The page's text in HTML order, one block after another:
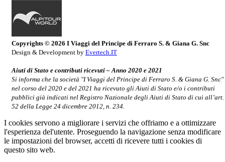
Copyrights © 2026 I Viaggi del Principe di Ferraro S. & Giana G. Snc
Design & Development by Evertech.IT
Aiuti di Stato e contributi ricevuti – Anno 2020 e 2021
Si informa che la società "I Viaggi del Principe di Ferraro S. & Giana G. Snc"
nel corso del 2020 e del 2021 ha ricevuto gli Aiuti di Stato e/o i contributi
pubblici già indicati nel Registro Nazionale degli Aiuti di Stato di cui all’art.
52 della Legge 24 dicembre 2012, n. 234.
I cookies servono a migliorare i servizi che offriamo e a ottimizzare
l'esperienza del'utente. Proseguendo la navigazione senza modificare
le impostazioni del browser, accetti di ricevere tutti i cookies di
questo sito web.